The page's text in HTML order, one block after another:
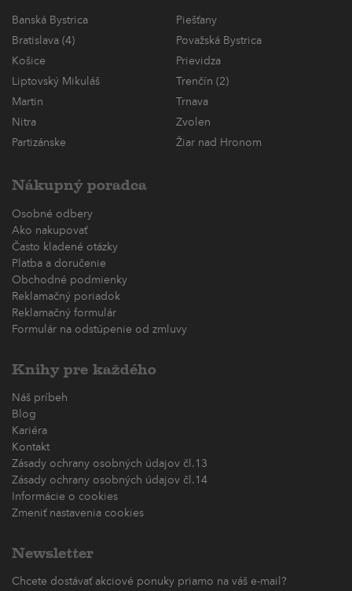
Banská Bystrica
Piešťany
Bratislava (4)
Považská Bystrica
Košice
Prievidza
Liptovský Mikuláš
Trenčín (2)
Martin
Trnava
Nitra
Zvolen
Partizánske
Žiar nad Hronom
Nákupný poradca
Osobné odbery
Ako nakupovať
Často kladené otázky
Platba a doručenie
Obchodné podmienky
Reklamačný poriadok
Reklamačný formulár
Formulár na odstúpenie od zmluvy
Knihy pre každého
Náš príbeh
Blog
Kariéra
Kontakt
Zásady ochrany osobných údajov čl.13
Zásady ochrany osobných údajov čl.14
Informácie o cookies
Zmeniť nastavenia cookies
Newsletter
Chcete dostávať akciové ponuky priamo na váš e-mail?